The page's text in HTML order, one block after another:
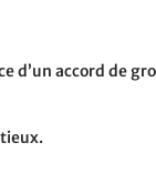
d’un accord de